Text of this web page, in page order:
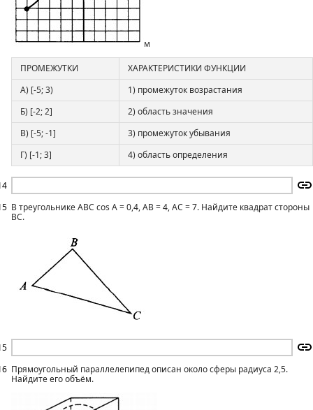
м
ПРОМЕЖУТКИ
ХАРАКТЕРИСТИКИ ФУНКЦИИ
А) [-5; 3)
1) промежуток возрастания
Б) [-2; 2]
2) область значения
В) [-5; -1]
3) промежуток убывания
Г) [-1; 3]
4) область определения
В треугольнике ABC cos А = 0,4, АВ = 4, АС = 7. Найдите квадрат стороны
ВС.
Прямоугольный параллелепипед описан около сферы радиуса 2,5.
Найдите его объём.